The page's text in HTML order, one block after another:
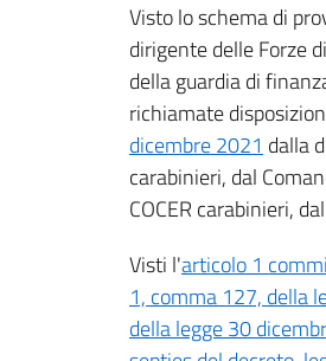
Visto lo schema di
dirigente delle Forze
della guardia di
richiamate
dicembre 2021 dalla
carabinieri, dal
COCER carabinieri,
Visti l'articolo 1
1, comma 127, della
della legge 30